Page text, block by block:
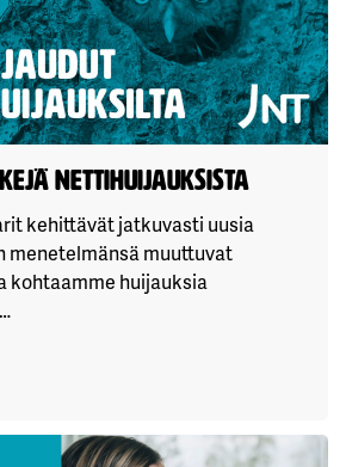
nettihuijauksista
kehittävät jatkuvasti uusia
menetelmänsä muuttuvat
kohtaamme huijauksia